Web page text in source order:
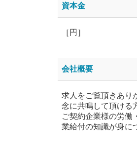
資本金
［円］
会社概要
求人をご覧頂きあり
念に共鳴して頂ける
ご契約企業様の労働
業給付の知識が身に